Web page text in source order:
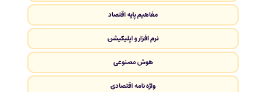
مفاهیم پایه اقتصاد
نرم افزار و اپلیکیشن
هوش مصنوعی
واژه نامه اقتصادی